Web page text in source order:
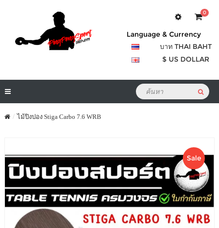
0
Language & Currency
บาท THAI BAHT
$ US DOLLAR
ไม้ปิงปอง Stiga Carbo 7.6 WRB
Sale